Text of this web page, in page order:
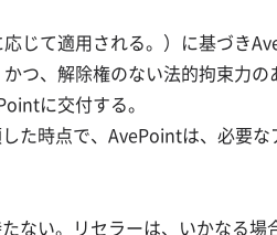
じて適用される。）に基づき
つ、解除権のない法的拘束力
に交付する。
た時点で、AvePointは、必要
ない。リセラーは、いかなる